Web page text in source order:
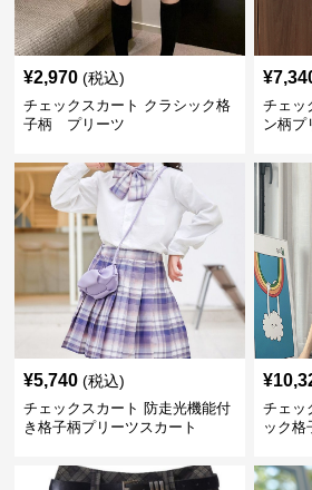
¥2,970 (税込)
チェックスカート クラシック格
子柄 プリーツ
¥
チェッ
ン柄プ
¥5,740 (税込)
チェックスカート 防走光機能付
き格子柄プリーツスカート
¥
チェッ
ック格